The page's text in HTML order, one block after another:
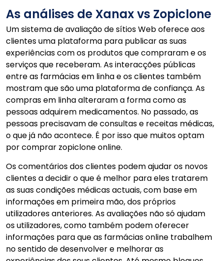
As análises de Xanax vs Zopiclone
Um sistema de avaliação de sítios Web oferece aos
clientes uma plataforma para publicar as suas
experiências com os produtos que compraram e os
serviços que receberam. As interacções públicas
entre as farmácias em linha e os clientes também
mostram que são uma plataforma de confiança. As
compras em linha alteraram a forma como as
pessoas adquirem medicamentos. No passado, as
pessoas precisavam de consultas e receitas médicas,
o que já não acontece. É por isso que muitos optam
por comprar zopiclone online.
Os comentários dos clientes podem ajudar os novos
clientes a decidir o que é melhor para eles tratarem
as suas condições médicas actuais, com base em
informações em primeira mão, dos próprios
utilizadores anteriores. As avaliações não só ajudam
os utilizadores, como também podem oferecer
informações para que as farmácias online trabalhem
no sentido de desenvolver e melhorar as